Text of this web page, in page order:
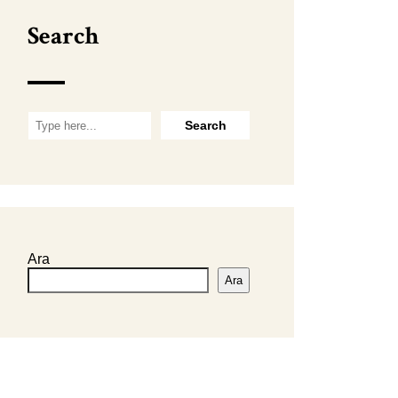
Search
Ara
Ara